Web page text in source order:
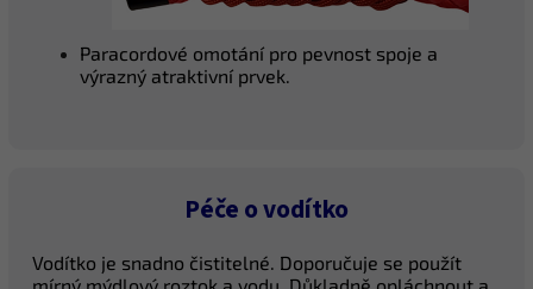
Paracordové omotání pro pevnost spoje a
výrazný atraktivní prvek.
Péče o vodítko
Vodítko je snadno čistitelné. Doporučuje se použít